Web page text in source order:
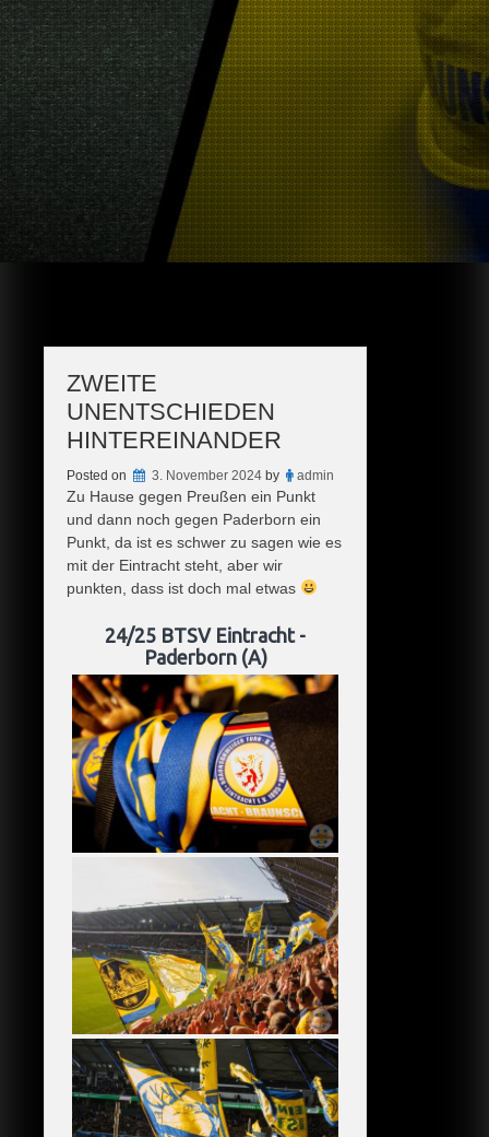
ZWEITE
UNENTSCHIEDEN
HINTEREINANDER
Posted on 3. November 2024 by admin
Zu Hause gegen Preußen ein Punkt
und dann noch gegen Paderborn ein
Punkt, da ist es schwer zu sagen wie es
mit der Eintracht steht, aber wir
punkten, dass ist doch mal etwas
24/25 BTSV Eintracht -
Paderborn (A)